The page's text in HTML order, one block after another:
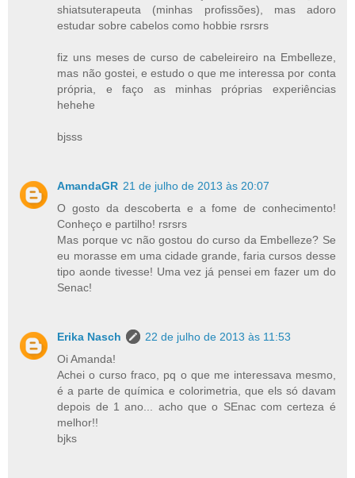
shiatsuterapeuta (minhas profissões), mas adoro
estudar sobre cabelos como hobbie rsrsrs
fiz uns meses de curso de cabeleireiro na Embelleze,
mas não gostei, e estudo o que me interessa por conta
própria, e faço as minhas próprias experiências
hehehe
bjsss
AmandaGR 21 de julho de 2013 às 20:07
O gosto da descoberta e a fome de conhecimento!
Conheço e partilho! rsrsrs
Mas porque vc não gostou do curso da Embelleze? Se
eu morasse em uma cidade grande, faria cursos desse
tipo aonde tivesse! Uma vez já pensei em fazer um do
Senac!
Erika Nasch
22 de julho de 2013 às 11:53
Oi Amanda!
Achei o curso fraco, pq o que me interessava mesmo,
é a parte de química e colorimetria, que els só davam
depois de 1 ano... acho que o SEnac com certeza é
melhor!!
bjks